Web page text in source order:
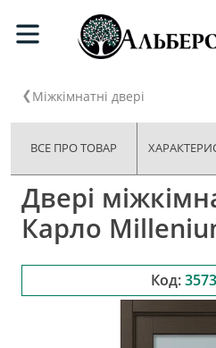
Міжкімнатні двері
ВСЕ ПРО ТОВАР
Двері
Карло
Код: